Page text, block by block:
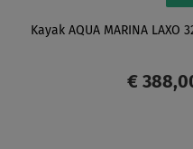
Kayak AQUA MARINA
€